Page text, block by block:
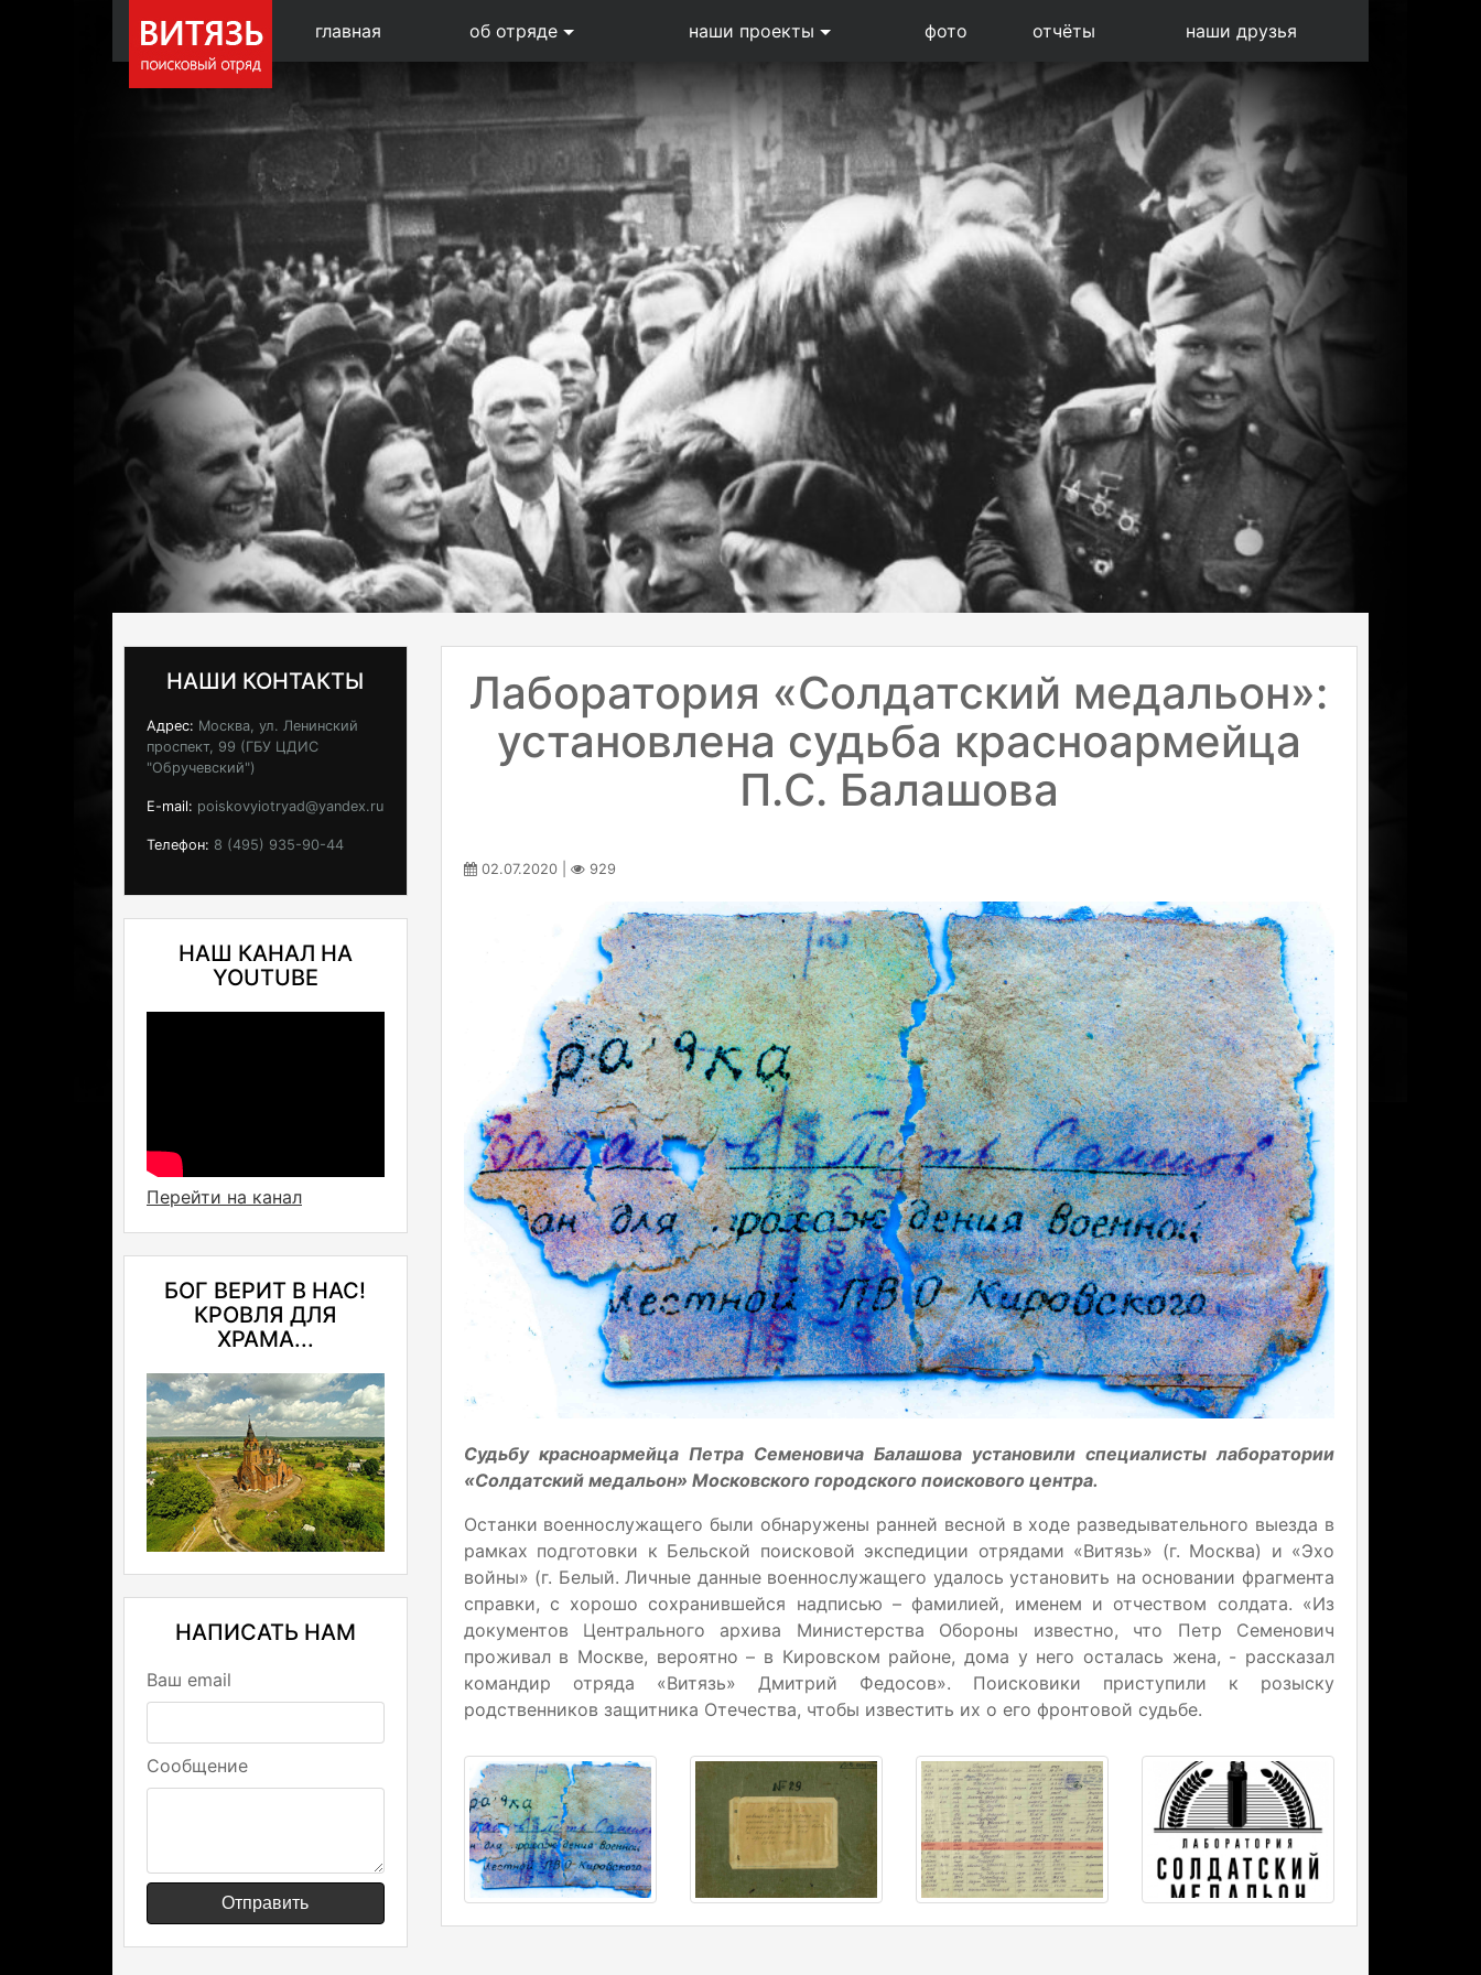
главная об отряде наши проекты фото отчёты наши друзья
НАШИ КОНТАКТЫ
Адрес: Москва, ул. Ленинский
проспект, 99 (ГБУ ЦДИС
"Обручевский")
E-mail: poiskovyiotryad@yandex.ru
Телефон: 8 (495) 935-90-44
НАШ КАНАЛ НА
YOUTUBE
Перейти на канал
БОГ ВЕРИТ В НАС!
КРОВЛЯ ДЛЯ
ХРАМА...
НАПИСАТЬ НАМ
Ваш email
Сообщение
Отправить
Лаборатория «Солдатский медальон»:
установлена судьба красноармейца
П.С. Балашова
02.07.2020 | 929
Судьбу красноармейца Петра Семеновича Балашова установили специалисты лаборатории
«Солдатский медальон» Московского городского поискового центра.
Останки военнослужащего были обнаружены ранней весной в ходе разведывательного выезда в
рамках подготовки к Бельской поисковой экспедиции отрядами «Витязь» (г. Москва) и «Эхо
войны» (г. Белый. Личные данные военнослужащего удалось установить на основании фрагмента
справки, с хорошо сохранившейся надписью – фамилией, именем и отчеством солдата. «Из
документов Центрального архива Министерства Обороны известно, что Петр Семенович
проживал в Москве, вероятно – в Кировском районе, дома у него осталась жена, - рассказал
командир отряда «Витязь» Дмитрий Федосов». Поисковики приступили к розыску
родственников защитника Отечества, чтобы известить их о его фронтовой судьбе.